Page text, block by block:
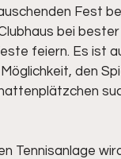
Fest
bei
feiern. Es ist
den
Tennisanlage